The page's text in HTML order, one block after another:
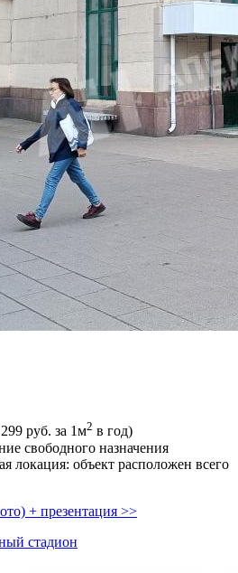
руб. за 1м2 в год)
свободного назначения
локация: объект расположен всего
+ презентация >>
стадион